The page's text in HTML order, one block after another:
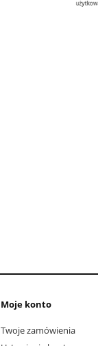
Moje konto
Twoje zamówienia